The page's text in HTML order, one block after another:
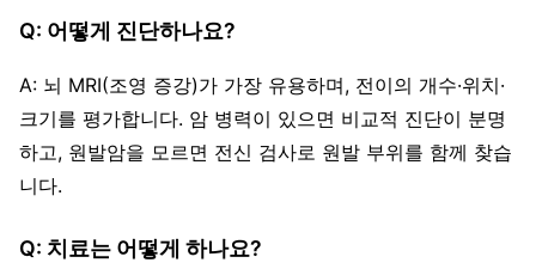
Q: 어떻게 진단하나요?
A: 뇌 MRI(조영 증강)가 가장 유용하며, 전이의 개수·위치·
크기를 평가합니다. 암 병력이 있으면 비교적 진단이 분명
하고, 원발암을 모르면 전신 검사로 원발 부위를 함께 찾습
니다.
Q: 치료는 어떻게 하나요?